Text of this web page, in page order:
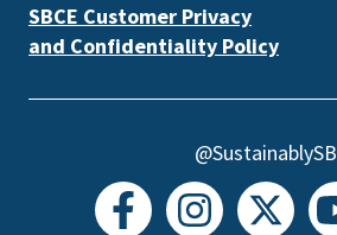
SBCE Customer Privacy
and Confidentiality Policy
@SustainablySB